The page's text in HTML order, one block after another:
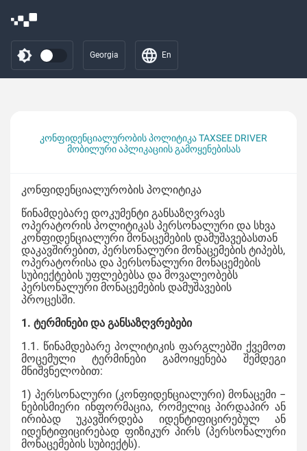
Georgia En
კონფიდენციალურობის პოლიტიკა TAXSEE DRIVER
მობილური აპლიკაციის გამოყენებისას
კონფიდენციალურობის პოლიტიკა
წინამდებარე დოკუმენტი განსაზღვრავს
ოპერატორის პოლიტიკას პერსონალური და სხვა
კონფიდენციალური მონაცემების დამუშავებასთან
დაკავშირებით, პერსონალური მონაცემების ტიპებს,
ოპერატორისა და პერსონალური მონაცემების
სუბიექტების უფლებებსა და მოვალეობებს
პერსონალური მონაცემების დამუშავების
პროცესში.
1. ტერმინები და განსაზღვრებები
1.1. წინამდებარე პოლიტიკის ფარგლებში ქვემოთ
მოცემული ტერმინები გამოიყენება შემდეგი
მნიშვნელობით:
1) პერსონალური (კონფიდენციალური) მონაცემი −
ნებისმიერი ინფორმაცია, რომელიც პირდაპირ ან
ირიბად უკავშირდება იდენტიფიცირებულ ან
იდენტიფიცირებად ფიზიკურ პირს (პერსონალური
მონაცემების სუბიექტს).